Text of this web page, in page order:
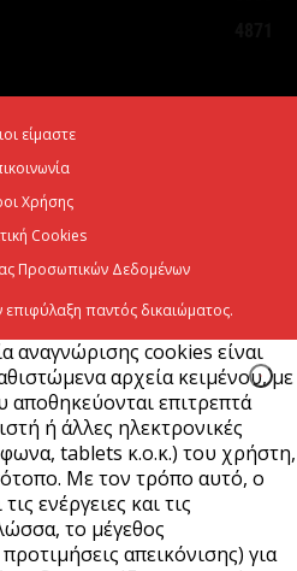
κατασκευής σταθμού
800 ΜW στη
είμαστε
Χρήσης
Cookies
Προσωπικών Δεδομένων
παντός δικαιώματος.
αναγνώρισης cookies είναι
αρχεία κειμένου, με
επιτρεπτά
ή άλλες ηλεκτρονικές
tablets κ.ο.κ.) του χρήστη,
Με τον τρόπο αυτό, ο
ενέργειες και τις
το μέγεθος
απεικόνισης) για